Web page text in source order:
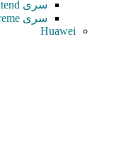
سری Extend
سری Extreme
Huawei